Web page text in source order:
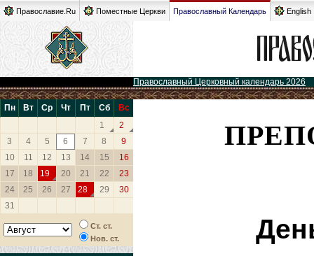
Православие.Ru Поместные Церкви Православный Календарь English
Православный Церковный календарь 2026
Пн Вт Ср Чт Пт Сб
Вс
1
2
3
4 5 6 7 8
9
10
11 12 13 14 15
16
17
18 19 20 21 22
23
24
25 26 27 28 29
30
31
Ст. ст.
Нов. ст.